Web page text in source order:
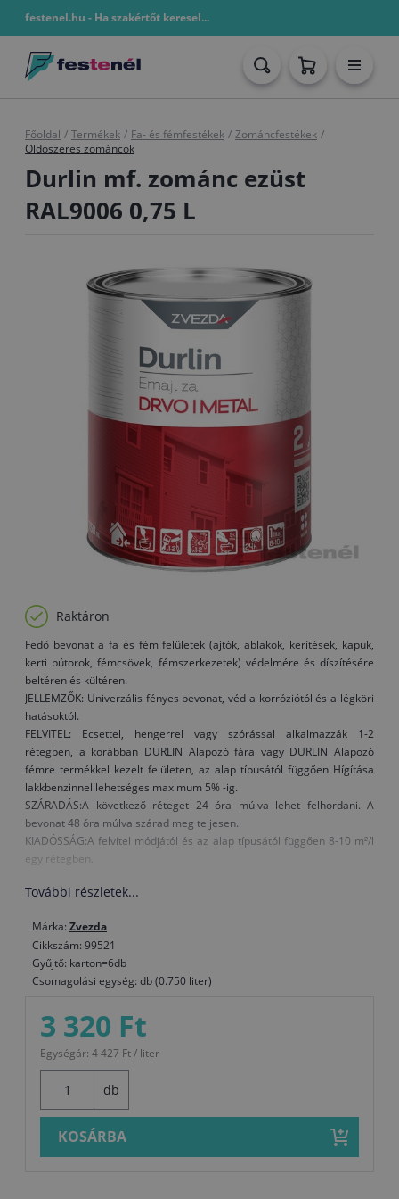
festenel.hu - Ha szakértőt keresel...
Főoldal / Termékek / Fa- és fémfestékek / Zománcfestékek /
Oldószeres zománcok
Durlin mf. zománc ezüst
RAL9006 0,75 L
Raktáron
Fedő bevonat a fa és fém felületek (ajtók, ablakok, kerítések, kapuk,
kerti bútorok, fémcsövek, fémszerkezetek) védelmére és díszítésére
beltéren és kültéren.
JELLEMZŐK: Univerzális fényes bevonat, véd a korróziótól és a légköri
hatásoktól.
FELVITEL: Ecsettel, hengerrel vagy szórással alkalmazzák 1-2
rétegben, a korábban DURLIN Alapozó fára vagy DURLIN Alapozó
fémre termékkel kezelt felületen, az alap típusától függően Hígítása
lakkbenzinnel lehetséges maximum 5% -ig.
SZÁRADÁS:A következő réteget 24 óra múlva lehet felhordani. A
bevonat 48 óra múlva szárad meg teljesen.
KIADÓSSÁG:A felvitel módjától és az alap típusától függően 8-10 m²/l
egy rétegben.
További részletek...
Márka: Zvezda
Cikkszám: 99521
Gyűjtő: karton=6db
Csomagolási egység: db (0.750 liter)
3 320 Ft
Egységár: 4 427 Ft / liter
db
KOSÁRBA